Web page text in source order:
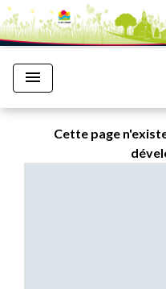
menu
Cette page